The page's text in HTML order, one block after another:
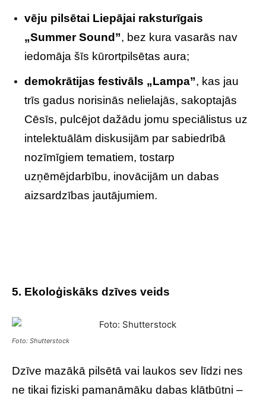
vēju pilsētai Liepājai raksturīgais
„Summer Sound”, bez kura vasarās nav
iedomāja šīs kūrortpilsētas aura;
demokrātijas festivāls „Lampa”, kas jau
trīs gadus norisinās nelielajās, sakoptajās
Cēsīs, pulcējot dažādu jomu speciālistus uz
intelektuālām diskusijām par sabiedrībā
nozīmīgiem tematiem, tostarp
uzņēmējdarbību, inovācijām un dabas
aizsardzības jautājumiem.
5. Ekoloģiskāks dzīves veids
Foto: Shutterstock
Dzīve mazākā pilsētā vai laukos sev līdzi nes
ne tikai fiziski pamanāmāku dabas klātbūtni –